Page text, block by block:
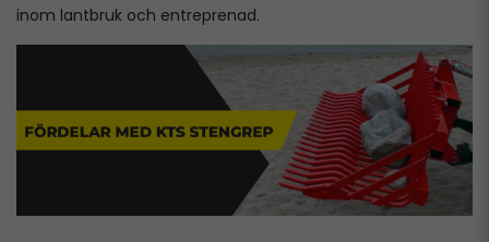
inom lantbruk och entreprenad.